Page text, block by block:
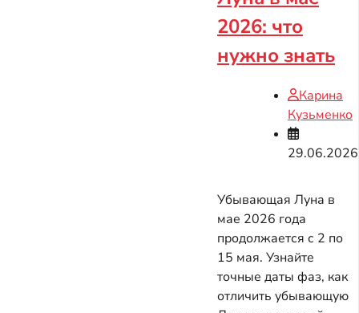
2026: что
нужно знать
Карина
Кузьменко
29.06.2026
Убывающая Луна в
мае 2026 года
продолжается с 2 по
15 мая. Узнайте
точные даты фаз, как
отличить убывающую